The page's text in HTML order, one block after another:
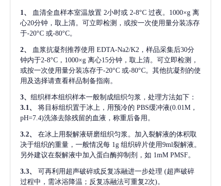
1、 血清全血样本室温放置 2小时或 2-8°C 过夜。1000×g 离
心20分钟，取上清。可立即检测，或按一次使用量分装冻存
于-20°C 或-80°C。
2、 血浆抗凝剂推荐使用 EDTA-Na2/K2，样品采集后30分
钟内于2-8°C，1000×g 离心15分钟，取上清。可立即检测，
或按一次使用量分装冻存于-20°C 或-80°C。其他抗凝剂的使
用及选择请查看样品制备指南。
3、 组织样本组织样本一般制成组织匀浆，处理方法如下：
3.1、
将目标组织置于冰上，用预冷的 PBS缓冲液(0.01M，
pH=7.4)洗涤去除残留的血液，称重后备用。
3.2、
在冰上用裂解液研磨组织匀浆。加入裂解液的体积取
决于组织的重量，一般情况每 1g 组织碎片使用9ml裂解液。
另外建议在裂解液中加入蛋白酶抑制剂，如 1mM PMSF。
3.3、 可再利用超声破碎或反复冻融进一步处理 (超声破碎
过程中，需冰浴降温；反复冻融法可重复2次)。